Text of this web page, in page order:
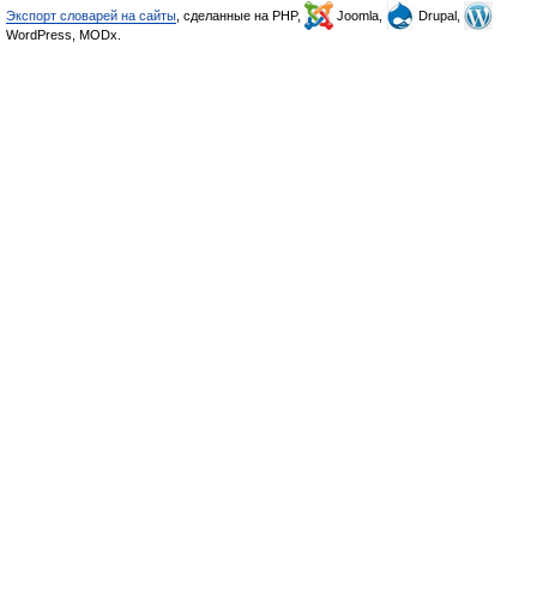
Экспорт словарей на сайты , сделанные на PHP, Joomla,
Drupal,
WordPress, MODx.